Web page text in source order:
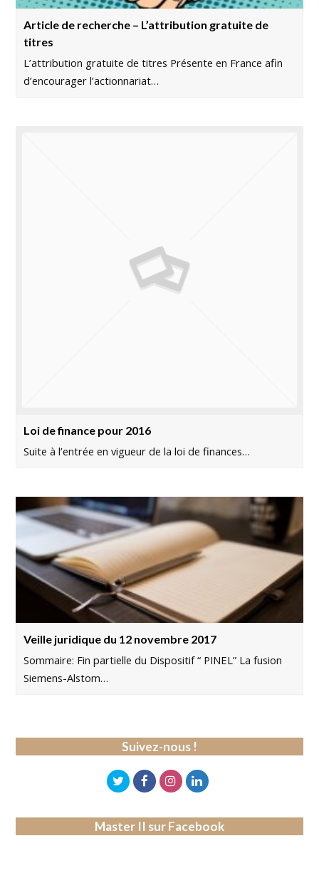
Article de recherche – L’attribution gratuite de
titres
L’attribution gratuite de titres Présente en France afin
d’encourager l’actionnariat…
Loi de finance pour 2016
Suite à l’entrée en vigueur de la loi de finances…
Veille juridique du 12 novembre 2017
Sommaire: Fin partielle du Dispositif “ PINEL” La fusion
Siemens-Alstom…
Suivez-nous !
Master II sur Facebook